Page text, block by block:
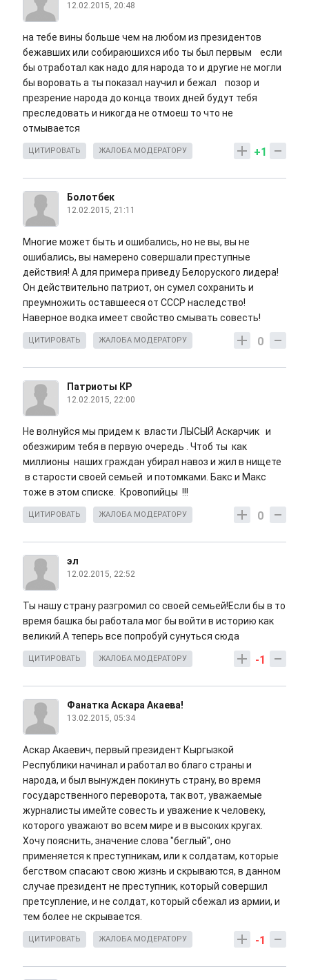
12.02.2015, 20:48
на тебе вины больше чем на любом из президентов
бежавших или собираюшихся ибо ты был первым если
бы отработал как надо для народа то и другие не могли
бы воровать а ты показал научил и бежал позор и
презрение народа до конца твоих дней будут тебя
преследовать и никогда не отмоеш то что не
отмывается
+1
ЦИТИРОВАТЬ ЖАЛОБА МОДЕРАТОРУ
Болотбек
12.02.2015, 21:11
Многие может быть и ошибались, но не вы, вы не
ошибались, вы намерено совершали преступные
действия! А для примера приведу Белоруского лидера!
Он действительно патриот, он сумел сохранить и
преумножить оставшееся от СССР наследство!
Наверное водка имеет свойство смывать совесть!
0
ЦИТИРОВАТЬ ЖАЛОБА МОДЕРАТОРУ
Патриоты КР
12.02.2015, 22:00
Не волнуйся мы придем к власти ЛЫСЫЙ Аскарчик и
обезжирим тебя в первую очередь . Чтоб ты как
миллионы наших граждан убирал навоз и жил в нищете
в старости своей семьей и потомками. Бакс и Макс
тоже в этом списке. Кровопийцы !!!
0
ЦИТИРОВАТЬ ЖАЛОБА МОДЕРАТОРУ
эл
12.02.2015, 22:52
Ты нашу страну разгромил со своей семьей!Если бы в то
время башка бы работала мог бы войти в историю как
великий.А теперь все попробуй сунуться сюда
-1
ЦИТИРОВАТЬ ЖАЛОБА МОДЕРАТОРУ
Фанатка Аскара Акаева!
13.02.2015, 05:34
Аскар Акаевич, первый президент Кыргызкой
Республики начинал и работал во благо страны и
народа, и был вынужден покинуть страну, во время
государственного переворота, так вот, уважаемые
журналисты имейте совесть и уважение к человеку,
которого уважают во всем мире и в высоких кругах.
Хочу пояснить, значение слова "беглый", оно
применяется к преступникам, или к солдатам, которые
бегством спасают свою жизнь и скрываются, в данном
случае президент не преступник, который совершил
претсупление, и не солдат, который сбежал из армии, и
тем более не скрывается.
-1
ЦИТИРОВАТЬ ЖАЛОБА МОДЕРАТОРУ